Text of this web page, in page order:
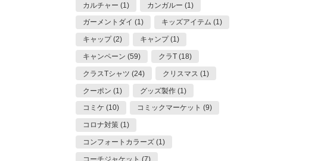
カルチャー (1) カンガルー (1)
ガーメントダイ (1) キッズアイテム (1)
キャップ (2) キャンプ (1)
キャンペーン (59) クラT (18)
クラスTシャツ (24) クリスマス (1)
クーポン (1) グッズ製作 (1)
コミケ (10) コミックマーケット (9)
コロナ対策 (1)
コンフォートカラーズ (1)
コーチジャケット (7)